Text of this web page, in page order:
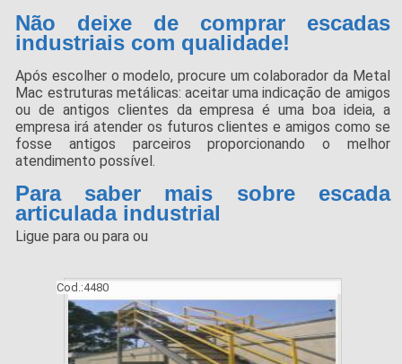
Não deixe de comprar escadas
industriais com qualidade!
Após escolher o modelo, procure um colaborador da Metal
Mac estruturas metálicas: aceitar uma indicação de amigos
ou de antigos clientes da empresa é uma boa ideia, a
empresa irá atender os futuros clientes e amigos como se
fosse antigos parceiros proporcionando o melhor
atendimento possível.
Para saber mais sobre escada
articulada industrial
Ligue paraou paraou
Cod.:4480